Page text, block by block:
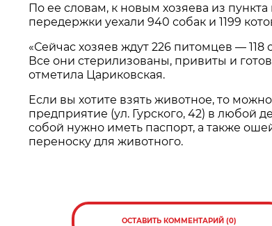
По ее словам, к новым хозяева из
передержки уехали 940 собак и 1199
«Сейчас хозяев ждут 226 питомцев — 118
Все они стерилизованы, привиты и
отметила Цариковская.
Если вы хотите взять животное, то
предприятие (ул. Гурского, 42) в любой
собой нужно иметь паспорт, а также
переноску для животного.
ОСТАВИТЬ КОММЕНТАРИЙ (0)